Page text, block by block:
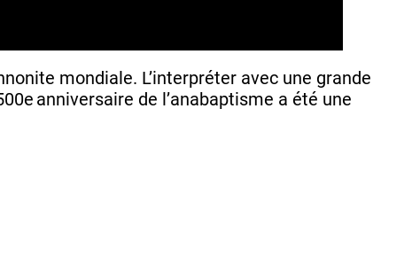
mondiale. L’interpréter avec une grande
anniversaire de l’anabaptisme a été une